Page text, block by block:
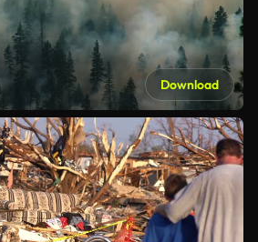
Download